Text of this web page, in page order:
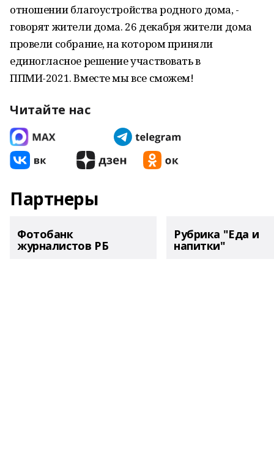
отношении благоустройства родного дома, -
говорят жители дома. 26 декабря жители дома
провели собрание, на котором приняли
единогласное решение участвовать в
ППМИ-2021. Вместе мы все сможем!
Читайте нас
Партнеры
Фотобанк
журналистов РБ
Рубрика "Еда и
напитки"